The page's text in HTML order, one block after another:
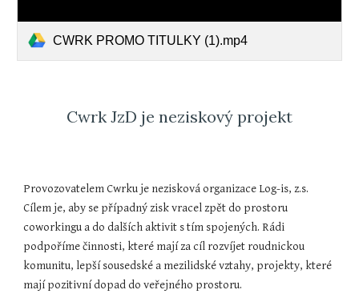
CWRK PROMO TITULKY (1).mp4
Cwrk JzD je neziskový projekt
Provozovatelem Cwrku je nezisková organizace Log-is, z.s.
Cílem je, aby se případný zisk vracel zpět do prostoru
coworkingu a do dalších aktivit s tím spojených. Rádi
podpoříme činnosti, které mají za cíl rozvíjet roudnickou
komunitu, lepší sousedské a mezilidské vztahy, projekty, které
mají pozitivní dopad do veřejného prostoru.